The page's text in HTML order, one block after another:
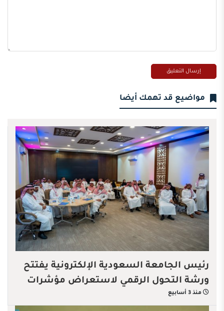
مواضيع قد تهمك أيضا
رئيس الجامعة السعودية الإلكترونية يفتتح
ورشة التحول الرقمي لاستعراض مؤشرات
الأداء الرقمية
منذ 3 أسابيع